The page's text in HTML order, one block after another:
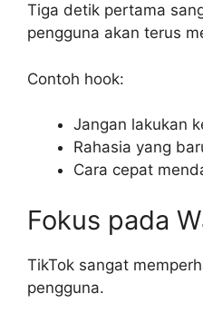
Tiga detik pertama
pengguna akan terus
Contoh hook:
Jangan lakukan
Rahasia yang
Cara cepat
Fokus pada
TikTok sangat
pengguna.